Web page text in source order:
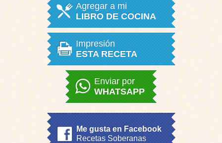
Agregar a mi
LIBRO DE COCINA
Impresión
ESTA RECETA
Enviar por
WHATSAPP
Me gusta en Facebook
Recetas Soberanas